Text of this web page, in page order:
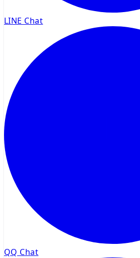
LINE Chat
QQ Chat